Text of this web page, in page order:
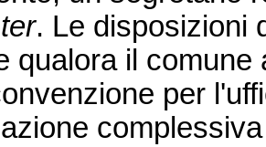
ter. Le disposizioni
qualora il
per